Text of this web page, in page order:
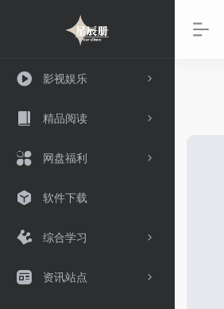
影视娱乐
精品阅读
网盘福利
软件下载
综合学习
资讯站点